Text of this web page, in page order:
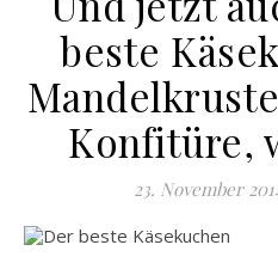
beste
Konfitüre,
23. November